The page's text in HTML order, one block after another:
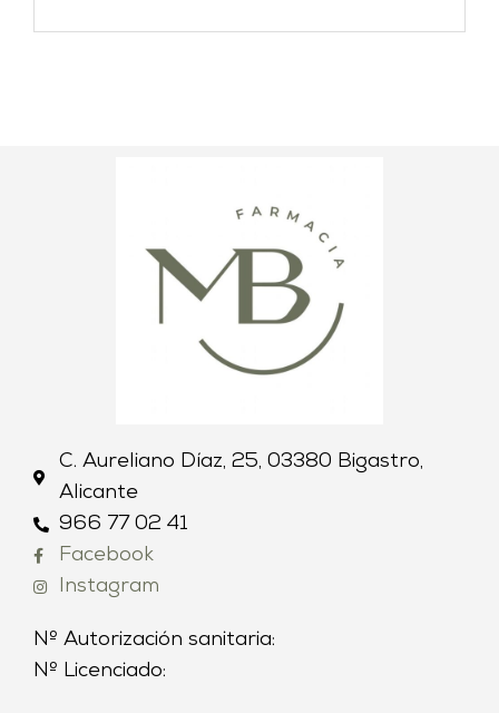
C. Aureliano Díaz, 25, 03380 Bigastro,
Alicante
966 77 02 41
Facebook
Instagram
Nº Autorización sanitaria:
Nº Licenciado: